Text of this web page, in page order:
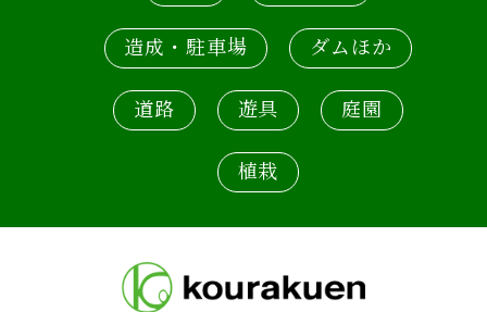
造成・駐車場 ダムほか
道路 遊具 庭園
植栽